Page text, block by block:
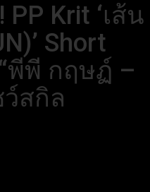
Krit ‘เส้น
Short
พีพี กฤษฏ์ –
สกิล